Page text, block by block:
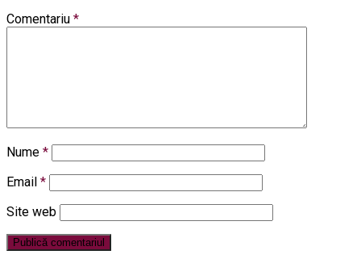
Comentariu *
Nume *
Email *
Site web